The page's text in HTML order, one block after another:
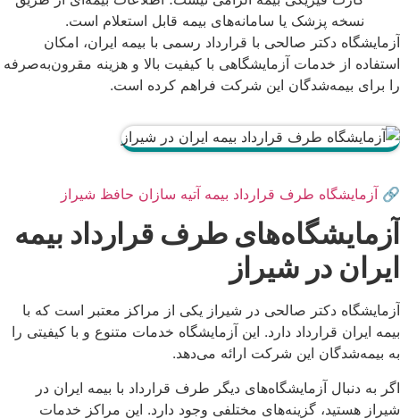
نسخه پزشک یا سامانه‌های بیمه قابل استعلام است.
آزمایشگاه دکتر صالحی با قرارداد رسمی با بیمه ایران، امکان
استفاده از خدمات آزمایشگاهی با کیفیت بالا و هزینه مقرون‌به‌صرفه
را برای بیمه‌شدگان این شرکت فراهم کرده است.
🔗 آزمایشگاه طرف قرارداد بیمه آتیه سازان حافظ شیراز
آزمایشگاه‌های طرف قرارداد بیمه
ایران در شیراز
آزمایشگاه دکتر صالحی در شیراز یکی از مراکز معتبر است که با
بیمه ایران قرارداد دارد. این آزمایشگاه خدمات متنوع و با کیفیتی را
به بیمه‌شدگان این شرکت ارائه می‌دهد.
اگر به دنبال آزمایشگاه‌های دیگر طرف قرارداد با بیمه ایران در
شیراز هستید، گزینه‌های مختلفی وجود دارد. این مراکز خدمات